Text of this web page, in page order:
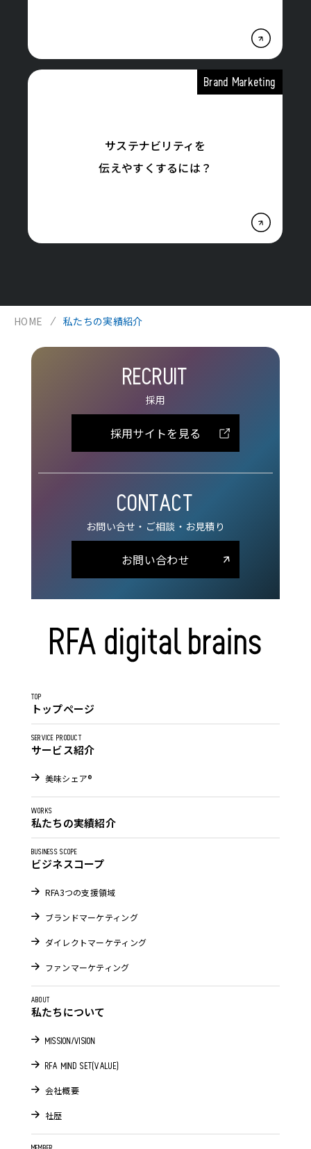
Brand Marketing
サステナビリティを
伝えやすくするには？
HOME 私たちの実績紹介
RECRUIT
採用
採用サイトを見る
CONTACT
お問い合せ・ご相談・お見積り
お問い合わせ
TOP
トップページ
WORKS
私たちの実績紹介
SERVICE PRODUCT
サービス紹介
美味シェア®
BUSINESS SCOPE
ビジネスコープ
RFA3つの支援領域
ブランドマーケティング
ダイレクトマーケティング
ファンマーケティング
ABOUT
私たちについて
MISSION/VISION
RFA MIND SET(VALUE)
会社概要
社歴